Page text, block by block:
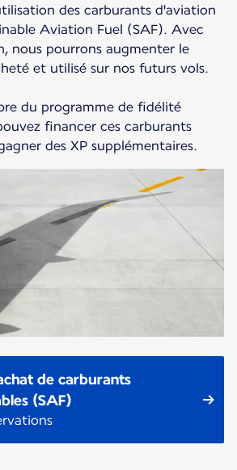
des carburants d'aviation
Aviation Fuel (SAF). Avec
nous pourrons augmenter le
et utilisé sur nos futurs vols.
du programme de fidélité
financer ces carburants
des XP supplémentaires.
de carburants
(SAF)